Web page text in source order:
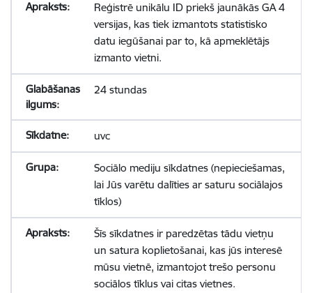
Reģistrē unikālu ID priekš jaunākās GA 4
versijas, kas tiek izmantots statistisko
datu iegūšanai par to, kā apmeklētājs
izmanto vietni.
24 stundas
uvc
Sociālo mediju sīkdatnes (nepieciešamas,
lai Jūs varētu dalīties ar saturu sociālajos
tīklos)
Šīs sīkdatnes ir paredzētas tādu vietņu
un satura koplietošanai, kas jūs interesē
mūsu vietnē, izmantojot trešo personu
sociālos tīklus vai citas vietnes.